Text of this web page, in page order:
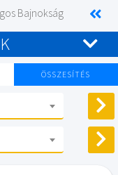
Bajnokság
ÖSSZESÍTÉS